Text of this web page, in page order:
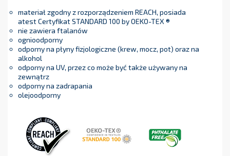
materiał zgodny z rozporządzeniem REACH, posiada
atest Certyfikat STANDARD 100 by OEKO-TEX ®
nie zawiera ftalanów
ognioodporny
odporny na płyny fizjologiczne (krew, mocz, pot) oraz na
alkohol
odporny na UV, przez co może być także używany na
zewnątrz
odporny na zadrapania
olejoodporny